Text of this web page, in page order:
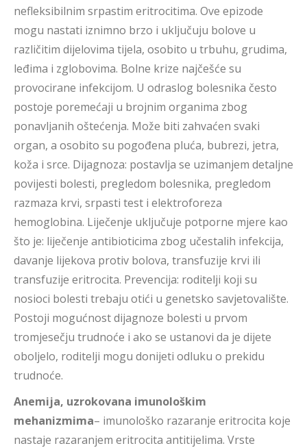
nefleksibilnim srpastim eritrocitima. Ove epizode
mogu nastati iznimno brzo i uključuju bolove u
različitim dijelovima tijela, osobito u trbuhu, grudima,
leđima i zglobovima. Bolne krize najčešće su
provocirane infekcijom. U odraslog bolesnika često
postoje poremećaji u brojnim organima zbog
ponavljanih oštećenja. Može biti zahvaćen svaki
organ, a osobito su pogođena pluća, bubrezi, jetra,
koža i srce. Dijagnoza: postavlja se uzimanjem detaljne
povijesti bolesti, pregledom bolesnika, pregledom
razmaza krvi, srpasti test i elektroforeza
hemoglobina. Liječenje uključuje potporne mjere kao
što je: liječenje antibioticima zbog učestalih infekcija,
davanje lijekova protiv bolova, transfuzije krvi ili
transfuzije eritrocita. Prevencija: roditelji koji su
nosioci bolesti trebaju otići u genetsko savjetovalište.
Postoji mogućnost dijagnoze bolesti u prvom
tromjesečju trudnoće i ako se ustanovi da je dijete
oboljelo, roditelji mogu donijeti odluku o prekidu
trudnoće.
Anemija, uzrokovana imunološkim
mehanizmima– imunološko razaranje eritrocita koje
nastaje razaranjem eritrocita antitijelima. Vrste